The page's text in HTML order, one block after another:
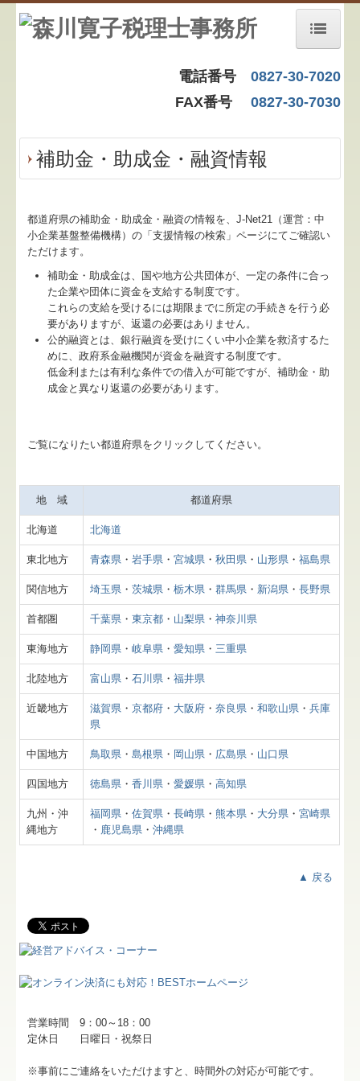
お知らせ
事務所紹介
交通案内
業務案内
よくある質問
料金について
関連リンク
お問合せ
FX4クラウド
補助金・助成金・融資情報
関与先向け融資商品ご紹介
経営者お役立ち情報
社長メニューASP版
TKCシステムQ&A
経営改善計画の策定支援
経営改善オンデマンド講座
証憑保存機能
中小企業倒産防止共済制度
電話番号 0827-30-7020
FAX番号 0827-30-7030
営業時間 9：00～18：00
定休日 日曜日・祝祭日
※事前にご連絡をいただけますと、時間外の対応が可能です。
補助金・助成金・融資情報
都道府県の補助金・助成金・融資の情報を、J-Net21（運営：中
小企業基盤整備機構）の「支援情報の検索」ページにてご確認い
ただけます。
補助金・助成金は、国や地方公共団体が、一定の条件に合っ
た企業や団体に資金を支給する制度です。
これらの支給を受けるには期限までに所定の手続きを行う必
要がありますが、返還の必要はありません。
公的融資とは、銀行融資を受けにくい中小企業を救済するた
めに、政府系金融機関が資金を融資する制度です。
低金利または有利な条件での借入が可能ですが、補助金・助
成金と異なり返還の必要があります。
ご覧になりたい都道府県をクリックしてください。
地 域 都道府県
北海道 北海道
東北地方 青森県 ・岩手県 ・宮城県 ・秋田県 ・ 山形県 ・福島県
関信地方 埼玉県 ・茨城県 ・栃木県 ・群馬県 ・ 新潟県 ・長野県
首都圏 千葉県 ・東京都 ・ 山梨県 ・神奈川県
東海地方 静岡県 ・岐阜県 ・愛知県 ・三重県
北陸地方 富山県 ・石川県 ・福井県
近畿地方 滋賀県 ・京都府 ・ 大阪府 ・奈良県 ・和歌山県 ・兵庫
県
中国地方 鳥取県 ・島根県 ・ 岡山県 ・ 広島県 ・ 山口県
四国地方 徳島県 ・香川県 ・愛媛県 ・高知県
九州・沖
縄地方
福岡県 ・佐賀県 ・長崎県 ・ 熊本県 ・ 大分県 ・宮崎県
・ 鹿児島県 ・沖縄県
▲ 戻る